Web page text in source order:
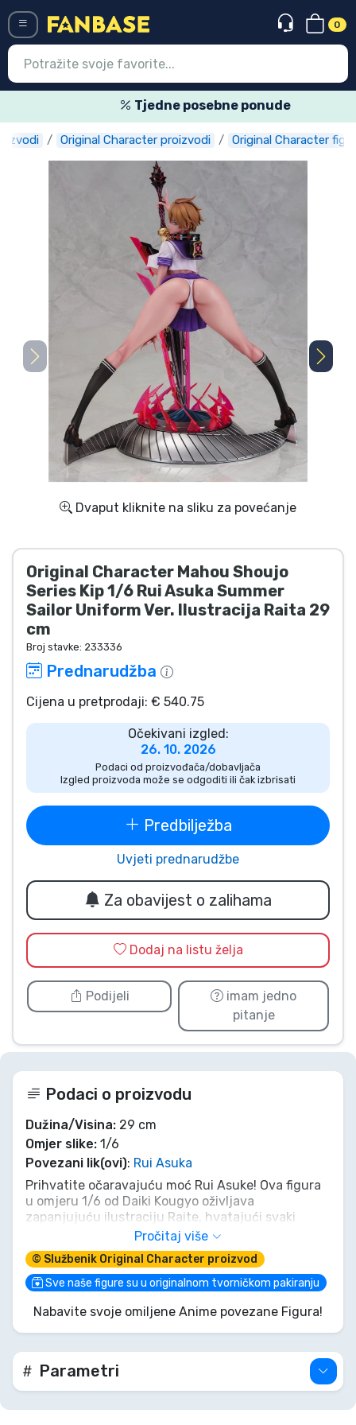
0
Tjedne posebne ponude
Original Character proizvodi Original Character
Dvaput kliknite na sliku za povećanje
Original Character Mahou Shoujo
Series Kip 1/6 Rui Asuka Summer
Sailor Uniform Ver. Ilustracija Raita 29
cm
Broj stavke: 233336
Prednarudžba
Cijena u pretprodaji: € 540.75
Očekivani izgled:
26. 10. 2026
Podaci od proizvođača/dobavljača
Izgled proizvoda može se odgoditi ili čak izbrisati
Predbilježba
Uvjeti prednarudžbe
Za obavijest o zalihama
Dodaj na listu želja
Podijeli
imam jedno
pitanje
Podaci o proizvodu
Dužina/Visina: 29 cm
Omjer slike: 1/6
Povezani lik(ovi): Rui Asuka
Prihvatite očaravajuću moć Rui Asuke! Ova figura
u omjeru 1/6 od Daiki Kougyo oživljava
zapanjujuću ilustraciju Raite, hvatajući svaki
žestok, dinamičan detalj njezine ljetne mornarske
uniforme. S njezinim kolosalnim oružjem čvrsto
postavljenim, Rui privlači pažnju, zračeći
neporecivom aurom snage i samopouzdanja
čarobne djevojke. Dodajte ovaj izuzetan komad
svojoj kolekciji i pustite Rui da osvoji vašu izložbu
Pročitaj više
© Službenik Original Character proizvod
Sve naše figure su u originalnom tvorničkom pakiranju
Nabavite svoje omiljene Anime povezane Figura!
Parametri
Ulazak Registracija
Najnovije proizvodi
Ekspresna dostava
Outlet proizvodi
Dostava i plaćanje
TV serija proizvodi
Film proizvodi
Crtani proizvodi
Anime proizvodi
Gamer proizvodi
Sportski proizvodi
Glazbeni proizvodi
Vrste proizvoda
Marke